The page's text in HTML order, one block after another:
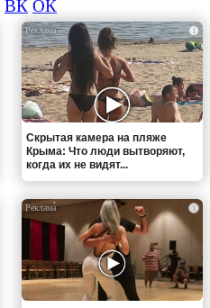
ВК ОК
i
Скрытая камера на пляже
Крыма: Что люди вытворяют,
когда их не видят...
i